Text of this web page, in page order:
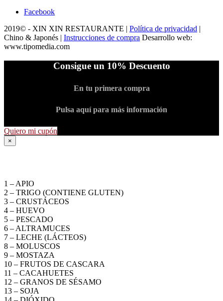
Facebook
2019© - XIN XIN RESTAURANTE | Política de privacidad |
Chino & Japonés | Instrucciones de compra Desarrollo web:
www.tipomedia.com
Consigue un 10% Descuento
En tu primera compra
Pulsa aquí para más información
Quiero mi cupón
×
1 – APIO
2 – TRIGO (CONTIENE GLUTEN)
3 – CRUSTÁCEOS
4 – HUEVO
5 – PESCADO
6 – ALTRAMUCES
7 – LECHE (LÁCTEOS)
8 – MOLUSCOS
9 – MOSTAZA
10 – FRUTOS DE CASCARA
11 – CACAHUETES
12 – GRANOS DE SÉSAMO
13 – SOJA